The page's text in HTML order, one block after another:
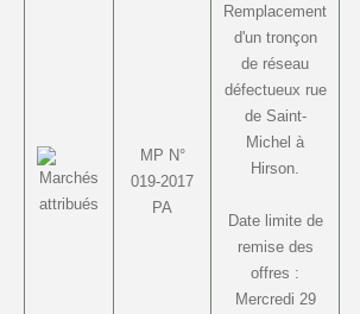
MP N°
019-2017
PA
Remplacement
d'un tronçon
de réseau
défectueux rue
de Saint-
Michel à
Hirson.
Date limite de
remise des
offres :
Mercredi 29